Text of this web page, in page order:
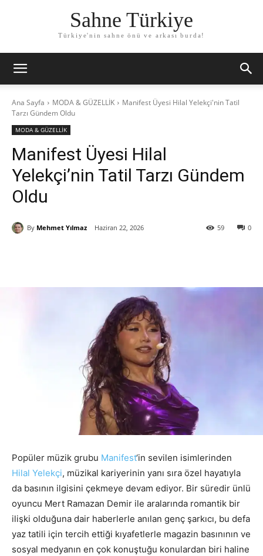
Sahne Türkiye
Türkiye'nin sahne önü ve arkası burda!
Ana Sayfa MODA & GÜZELLİK
Manifest Üyesi Hilal Yelekçi'nin Tatil
Tarzı Gündem Oldu
MODA & GÜZELLİK
Manifest Üyesi Hilal
Yelekçi’nin Tatil Tarzı Gündem
Oldu
By Mehmet Yılmaz Haziran 22, 2026 0
59
Popüler müzik grubu Manifest‘in sevilen isimlerinden
Hilal Yelekçi, müzikal kariyerinin yanı sıra özel hayatıyla
da basının ilgisini çekmeye devam ediyor. Bir süredir ünlü
oyuncu Mert Ramazan Demir ile aralarında romantik bir
ilişki olduğuna dair haberlerle anılan genç şarkıcı, bu defa
yaz tatili için tercih ettiği kıyafetlerle magazin basınının ve
sosyal medyanın en çok konuştuğu konulardan biri haline